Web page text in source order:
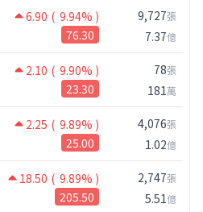
6.90 ( 9.94% )
76.30
9,727張
7.37億
2.10 ( 9.90% )
23.30
78張
181萬
2.25 ( 9.89% )
25.00
4,076張
1.02億
18.50 ( 9.89% )
205.50
2,747張
5.51億